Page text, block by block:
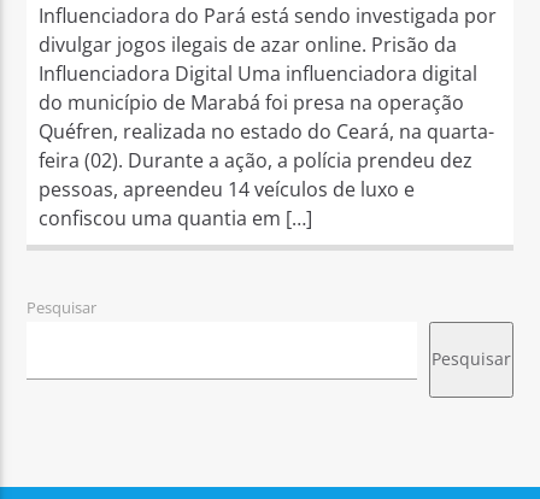
Influenciadora do Pará está sendo investigada por
divulgar jogos ilegais de azar online. Prisão da
Influenciadora Digital Uma influenciadora digital
do município de Marabá foi presa na operação
Quéfren, realizada no estado do Ceará, na quarta-
feira (02). Durante a ação, a polícia prendeu dez
pessoas, apreendeu 14 veículos de luxo e
confiscou uma quantia em […]
Pesquisar
Pesquisar